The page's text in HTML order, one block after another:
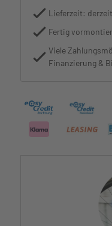
Lieferzeit:
Fertig
Viele
Finanzierung &